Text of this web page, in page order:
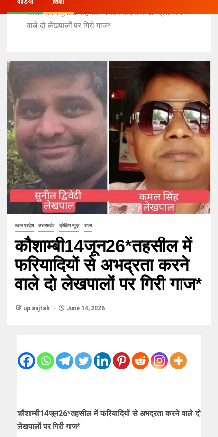
वीडियो शिक्षा
कौशाम्बी14जून26*तहसील में फरियादियों से अभद्रता करने
वाले दो लेखपालों पर गिरी गाज*
उत्तर प्रदेश उत्तराखंड ब्रेकिंग न्यूज़ राज्य
कौशाम्बी14जून26*तहसील में
फरियादियों से अभद्रता करने
वाले दो लेखपालों पर गिरी गाज*
up aajtak June 14, 2026
कौशाम्बी14जून26*तहसील में फरियादियों से अभद्रता करने वाले दो
लेखपालों पर गिरी गाज*